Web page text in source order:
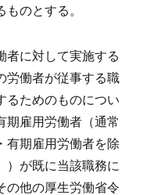
のとする。
者に対して実施する
労働者が従事する職
るためのものについ
期雇用労働者（通常
有期雇用労働者を除
）が既に当該職務に
の他の厚生労働省令